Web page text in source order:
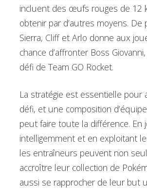
incluent des œufs rouges de 12
obtenir par d’autres moyens. De
Sierra, Cliff et Arlo donne aux
chance d’affronter Boss
défi de Team GO Rocket.
La stratégie est essentielle pour
défi, et une composition
peut faire toute la différence. En
intelligemment et en exploitant
les entraîneurs peuvent non
accroître leur collection de
aussi se rapprocher de leur but